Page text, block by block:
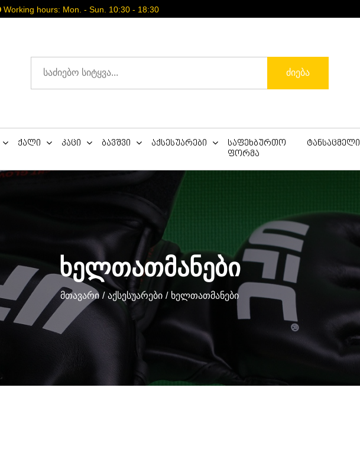
Working hours: Mon. - Sun. 10:30 - 18:30
ძიება
ქალი კაცი ბავშვი აქსესუარები
საფეხბურთო
ფორმა
ტანსაცმელი
ᲮᲔᲚᲗᲐᲗᲛᲐᲜᲔᲑᲘ
Მთავარი Აქსესუარები Ხელთათმანები